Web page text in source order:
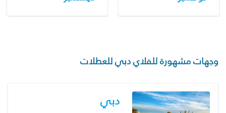
وجهات مشهورة للفلاي دبي للعطلات
دبي